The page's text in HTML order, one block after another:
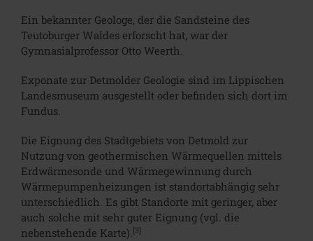
Ein bekannter Geologe, der die Sandsteine des
Teutoburger Waldes erforscht hat, war der
Gymnasialprofessor Otto Weerth.
Exponate zur Detmolder Geologie sind im Lippischen
Landesmuseum ausgestellt oder befinden sich dort im
Fundus.
Die Eignung des Stadtgebiets von Detmold zur
Nutzung von geothermischen Wärmequellen mittels
Erdwärmesonde und Wärmegewinnung durch
Wärmepumpenheizungen ist standortabhängig sehr
unterschiedlich. Es gibt Standorte mit geringer, aber
auch solche mit sehr guter Eignung (vgl. die
nebenstehende Karte). [3]